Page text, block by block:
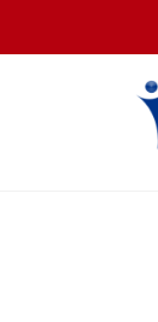
to